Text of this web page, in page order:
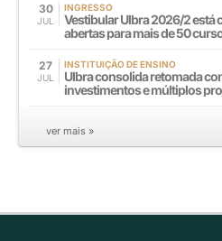
30
JUL
INGRESSO
Vestibular Ulbra 2026/2 está
abertas para mais de 50
27
JUL
INSTITUIÇÃO DE ENSINO
Ulbra consolida retomada
investimentos e múltiplos
ver mais »